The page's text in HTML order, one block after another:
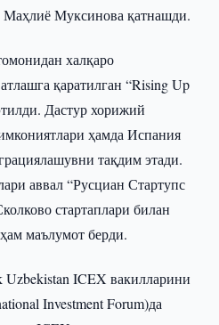
Маҳлиё Муксинова қатнашди.
халқаро
қаратилган “Rising Up
Дастур хорижий
ҳамда Испания
тақдим этади.
аввал “Русциан Стартупс
стартаплари билан
маълумот берди.
ICEX вакилларини
Investment Forum)да